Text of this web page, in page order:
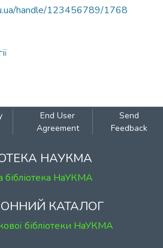
handle/123456789/1768
End User
Agreement
Send
Feedback
НАУКМА
бібліотека НаУКМА
КАТАЛОГ
бібліотеки НаУКМА